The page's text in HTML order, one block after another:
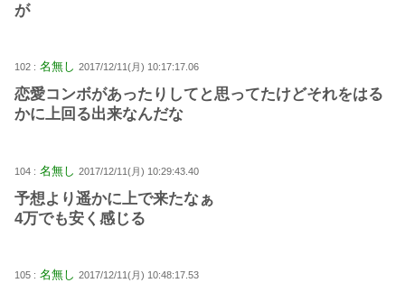
が
102 : 名無し 2017/12/11(月) 10:17:17.06
恋愛コンボがあったりしてと思ってたけどそれをはる
かに上回る出来なんだな
104 : 名無し 2017/12/11(月) 10:29:43.40
予想より遥かに上で来たなぁ
4万でも安く感じる
105 : 名無し 2017/12/11(月) 10:48:17.53